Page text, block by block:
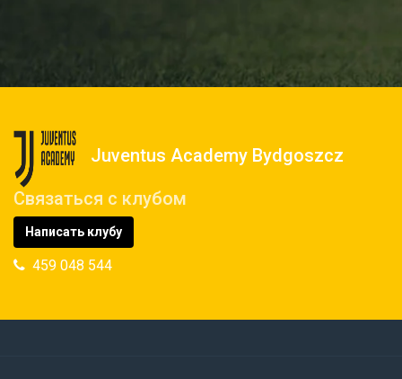
Juventus Academy Bydgoszcz
Связаться с клубом
Написать клубу
459 048 544